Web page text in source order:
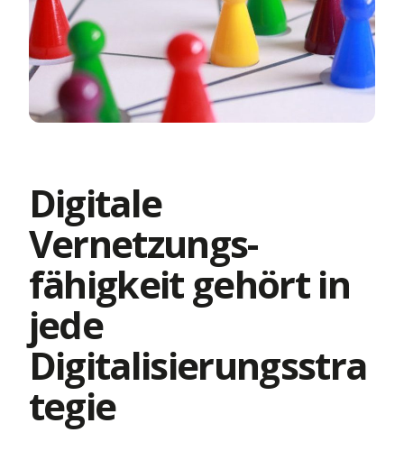
Kranken
bis
die Themenwelt
Mehr Infos
Kraftfahrt
Leben
Kranken
Digitale
Vernetzungs-
fähigkeit gehört in
jede
Digitalisierungsstra
tegie